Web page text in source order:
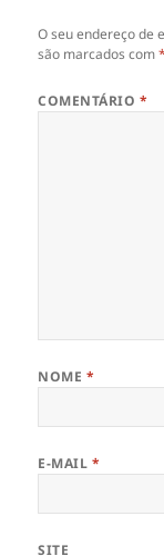
O seu endereço de
são marcados com*
COMENTÁRIO *
NOME *
E-MAIL *
SITE